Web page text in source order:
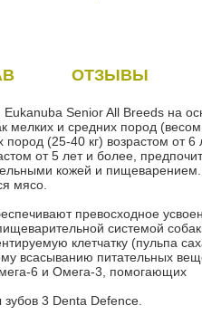
ОТЗЫВЫ
Senior All Breeds на
мелких и средних пород
пород (25-40 кг) возрастом от 6
от 5 лет и более,
кожей и пищеварением.
мясо.
превосходное
системой
клетчатку (пульпа
всасыванию питательных
6 и Омега-3, помогающих
3 Denta Defence.